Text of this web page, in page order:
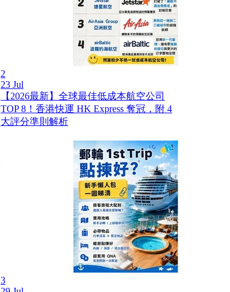
2
23 Jul
【2026最新】全球最佳低成本航空公司
TOP 8！香港快運 HK Express 奪冠，附 4
大評分準則解析
3